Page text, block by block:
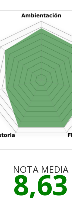
NOTA MEDIA
8,63